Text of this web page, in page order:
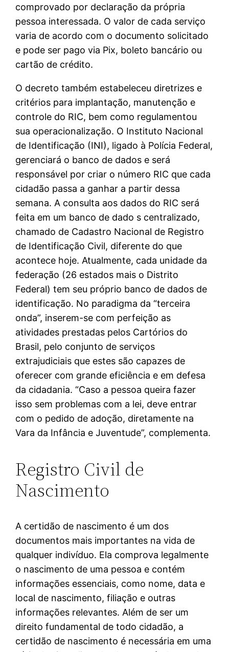
comprovado por declaração da própria
pessoa interessada. O valor de cada serviço
varia de acordo com o documento solicitado
e pode ser pago via Pix, boleto bancário ou
cartão de crédito.
O decreto também estabeleceu diretrizes e
critérios para implantação, manutenção e
controle do RIC, bem como regulamentou
sua operacionalização. O Instituto Nacional
de Identificação (INI), ligado à Polícia Federal,
gerenciará o banco de dados e será
responsável por criar o número RIC que cada
cidadão passa a ganhar a partir dessa
semana. A consulta aos dados do RIC será
feita em um banco de dado s centralizado,
chamado de Cadastro Nacional de Registro
de Identificação Civil, diferente do que
acontece hoje. Atualmente, cada unidade da
federação (26 estados mais o Distrito
Federal) tem seu próprio banco de dados de
identificação. No paradigma da “terceira
onda”, inserem-se com perfeição as
atividades prestadas pelos Cartórios do
Brasil, pelo conjunto de serviços
extrajudiciais que estes são capazes de
oferecer com grande eficiência e em defesa
da cidadania. “Caso a pessoa queira fazer
isso sem problemas com a lei, deve entrar
com o pedido de adoção, diretamente na
Vara da Infância e Juventude”, complementa.
Registro Civil de
Nascimento
A certidão de nascimento é um dos
documentos mais importantes na vida de
qualquer indivíduo. Ela comprova legalmente
o nascimento de uma pessoa e contém
informações essenciais, como nome, data e
local de nascimento, filiação e outras
informações relevantes. Além de ser um
direito fundamental de todo cidadão, a
certidão de nascimento é necessária em uma